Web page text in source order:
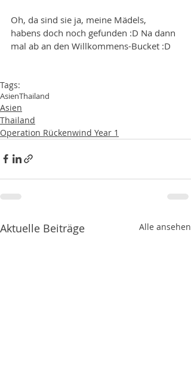
Oh, da sind sie ja, meine Mädels,
habens doch noch gefunden :D Na dann
mal ab an den Willkommens-Bucket :D
Tags:
AsienThailand
Asien
Thailand
Operation Rückenwind Year 1
Aktuelle Beiträge Alle ansehen